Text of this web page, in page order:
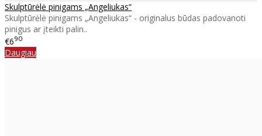
Skulptūrėlė pinigams „Angeliukas“
Skulptūrėlė pinigams „Angeliukas“ - originalus būdas padovanoti
pinigus ar įteikti palin..
€690
Daugiau